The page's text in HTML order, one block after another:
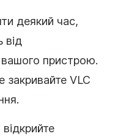
деякий час,
від
пристрою.
закривайте VLC